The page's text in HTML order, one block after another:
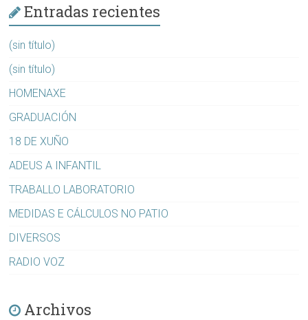
Entradas recientes
(sin título)
(sin título)
HOMENAXE
GRADUACIÓN
18 DE XUÑO
ADEUS A INFANTIL
TRABALLO LABORATORIO
MEDIDAS E CÁLCULOS NO PATIO
DIVERSOS
RADIO VOZ
Archivos